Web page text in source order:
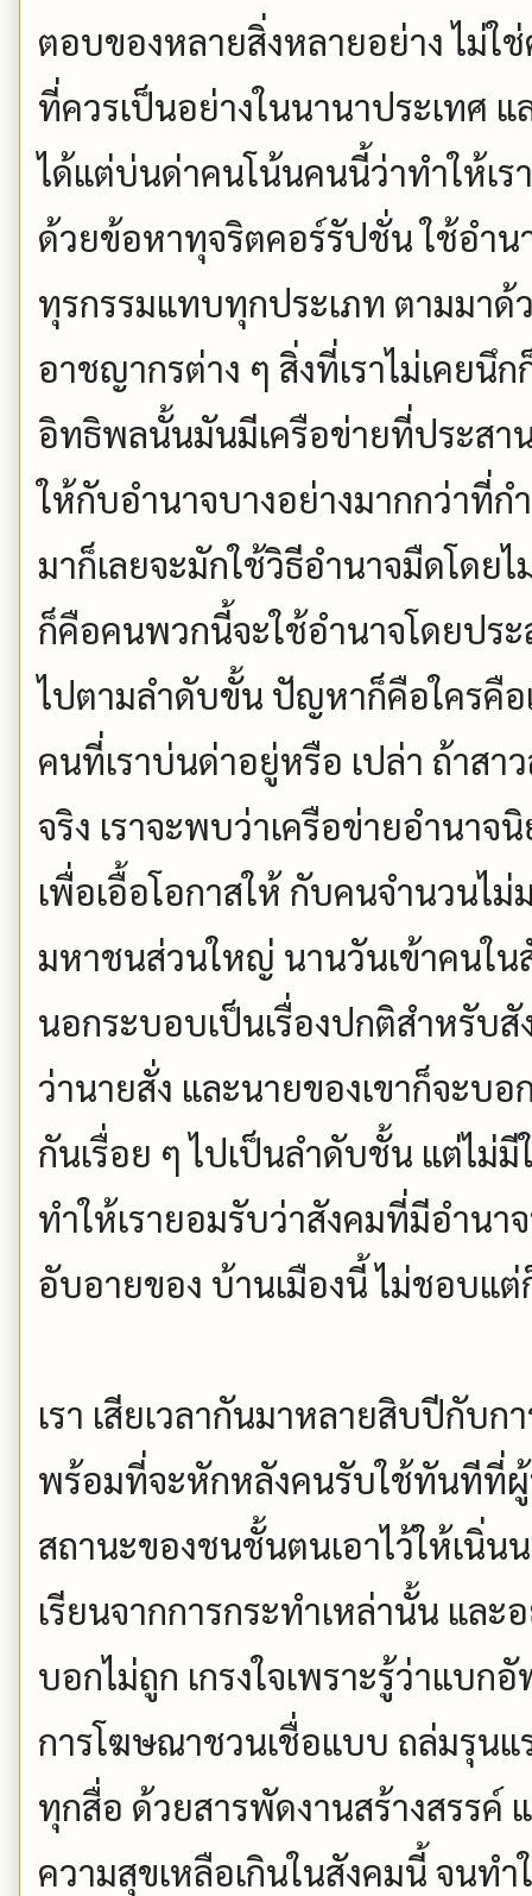
ตอบของหลายสิ่งหลายอย่าง ไม่ใ
ที่ควรเป็นอย่างในนานาประเทศ
ได้แต่บ่นด่าคนโน้นคนนี้ว่าทำให้เร
ด้วยข้อหาทุจริตคอร์รัปชั่น ใช้อำ
ทุรกรรมแทบทุกประเภท ตามมาด้
อาชญากรต่าง ๆ สิ่งที่เราไม่เคยนึ
อิทธิพลนั้นมันมีเครือข่ายที่ประสา
ให้กับอำนาจบางอย่างมากกว่าที่
มาก็เลยจะมักใช้วิธีอำนาจมืดโดย
ก็คือคนพวกนี้จะใช้อำนาจโดยปร
ไปตามลำดับขั้น ปัญหาก็คือใครคื
คนที่เราบ่นด่าอยู่หรือ เปล่า ถ้าส
จริง เราจะพบว่าเครือข่ายอำนา
เพื่อเอื้อโอกาสให้ กับคนจำนวนไ
มหาชนส่วนใหญ่ นานวันเข้าคนใน
นอกระบอบเป็นเรื่องปกติสำหรับสั
ว่านายสั่ง และนายของเขาก็จะบ
กันเรื่อย ๆ ไปเป็นลำดับชั้น แต่ไม่
ทำให้เรายอมรับว่าสังคมที่มีอำน
อับอายของ บ้านเมืองนี้ ไม่ชอบแ
เรา เสียเวลากันมาหลายสิบปีกับ
พร้อมที่จะหักหลังคนรับใช้ทันทีที่ผู้
สถานะของชนชั้นตนเอาไว้ให้เนิ่
เรียนจากการกระทำเหล่านั้น แล
บอกไม่ถูก เกรงใจเพราะรู้ว่าแบ
การโฆษณาชวนเชื่อแบบ ถล่มรุน
ทุกสื่อ ด้วยสารพัดงานสร้างสรรค์
ความสุขเหลือเกินในสังคมนี้ จนท